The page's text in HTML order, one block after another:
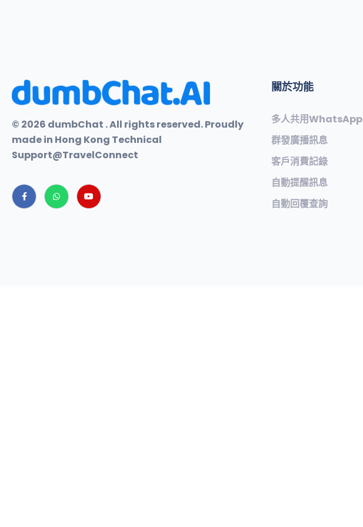
© 2026 dumbChat . All rights reserved. Proudly
made in Hong Kong Technical
Support@TravelConnect
關於功能
多人共用WhatsApp
群發廣播訊息
客戶消費記錄
自動提醒訊息
自動回覆查詢